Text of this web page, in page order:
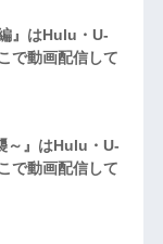
』はHulu・U-
で動画配信して
～』はHulu・U-
で動画配信して